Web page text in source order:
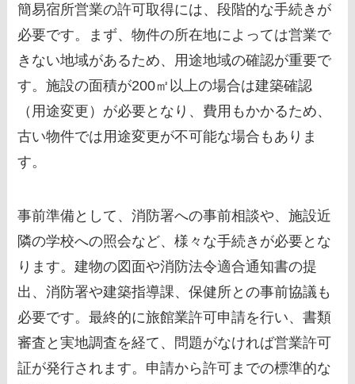
簡易宿所営業の許可取得には、段階的な手続きが
必要です。まず、物件の所在地によっては営業で
きない地域があるため、用途地域の確認が重要で
す。施設の面積が200㎡以上の場合は建築確認
（用途変更）が必要となり、費用もかかるため、
古い物件では用途変更が不可能な場合もありま
す。
事前準備として、消防署への事前相談や、施設近
隣の学校への照会など、様々な手続きが必要とな
ります。建物の図面や消防法令適合通知書の提
出、消防署や建築指導課、保健所との事前協議も
必要です。最終的に旅館業許可申請を行い、書類
審査と実地調査を経て、問題がなければ営業許可
証が発行されます。申請から許可までの標準的な